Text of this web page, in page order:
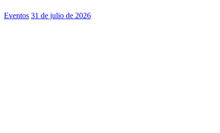
Eventos 31 de julio de 2026